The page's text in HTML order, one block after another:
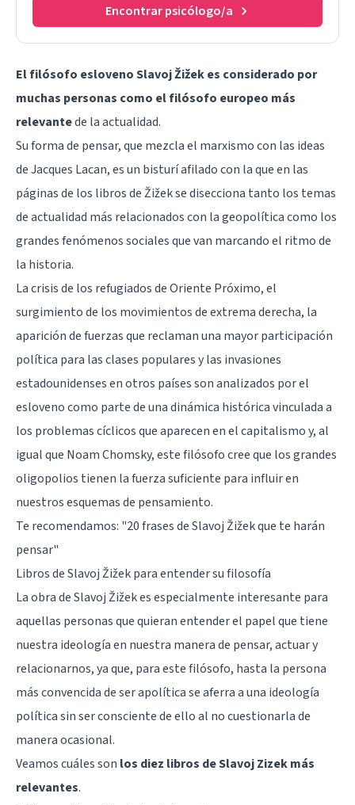
Encontrar psicólogo/a
El filósofo esloveno Slavoj Žižek es considerado por
muchas personas como el filósofo europeo más
relevantede la actualidad.
Su forma de pensar, que mezcla el marxismo con las ideas
de Jacques Lacan, es un bisturí afilado con la que en las
páginas de los libros de Žižek se disecciona tanto los temas
de actualidad más relacionados con la geopolítica como los
grandes fenómenos sociales que van marcando el ritmo de
la historia.
La crisis de los refugiados de Oriente Próximo, el
surgimiento de los movimientos de extrema derecha, la
aparición de fuerzas que reclaman una mayor participación
política para las clases populares y las invasiones
estadounidenses en otros países son analizados por el
esloveno como parte de una dinámica histórica vinculada a
los problemas cíclicos que aparecen en el capitalismo y, al
igual que Noam Chomsky, este filósofo cree que los grandes
oligopolios tienen la fuerza suficiente para influir en
nuestros esquemas de pensamiento.
Te recomendamos: "20 frases de Slavoj Žižek que te harán
pensar"
Libros de Slavoj Žižek para entender su filosofía
La obra de Slavoj Žižek es especialmente interesante para
aquellas personas que quieran entender el papel que tiene
nuestra ideología en nuestra manera de pensar, actuar y
relacionarnos, ya que, para este filósofo, hasta la persona
más convencida de ser apolítica se aferra a una ideología
política sin ser consciente de ello al no cuestionarla de
manera ocasional.
Veamos cuáles son los diez libros de Slavoj Zizek más
relevantes.